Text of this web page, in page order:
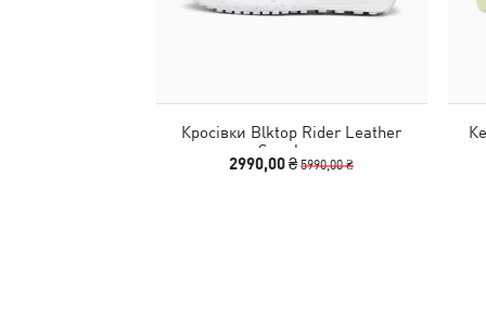
Кросівки Blktop Rider Leather
Sneakers
2990,00 ₴5990,00 ₴